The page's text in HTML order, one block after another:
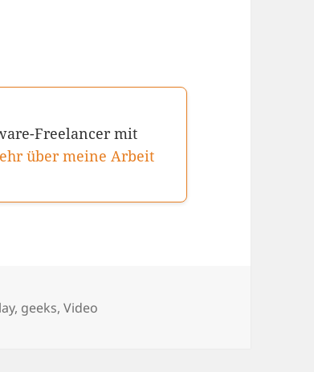
Freelancer mit
über meine Arbeit
, geeks,Video